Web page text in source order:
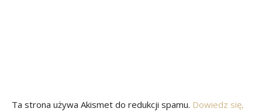
Ta strona używa Akismet do redukcji spamu. Dowiedz się,